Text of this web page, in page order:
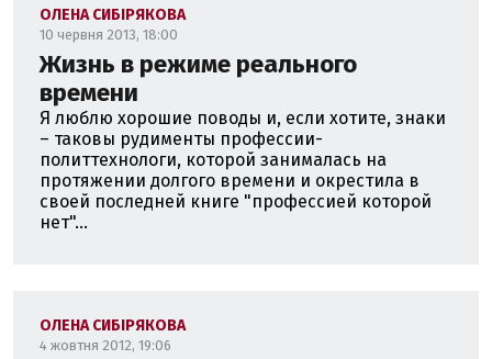
ОЛЕНА СИБІРЯКОВА
10 червня 2013, 18:00
Жизнь в режиме реального
времени
Я люблю хорошие поводы и, если хотите, знаки
– таковы рудименты профессии-
политтехнологи, которой занималась на
протяжении долгого времени и окрестила в
своей последней книге "профессией которой
нет"...
ОЛЕНА СИБІРЯКОВА
4 жовтня 2012, 19:06